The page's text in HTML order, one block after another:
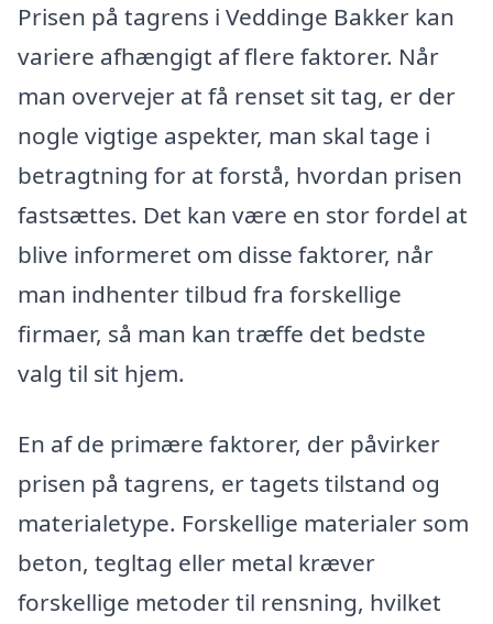
Prisen på tagrens i Veddinge Bakker kan
variere afhængigt af flere faktorer. Når
man overvejer at få renset sit tag, er der
nogle vigtige aspekter, man skal tage i
betragtning for at forstå, hvordan prisen
fastsættes. Det kan være en stor fordel at
blive informeret om disse faktorer, når
man indhenter tilbud fra forskellige
firmaer, så man kan træffe det bedste
valg til sit hjem.
En af de primære faktorer, der påvirker
prisen på tagrens, er tagets tilstand og
materialetype. Forskellige materialer som
beton, tegltag eller metal kræver
forskellige metoder til rensning, hvilket